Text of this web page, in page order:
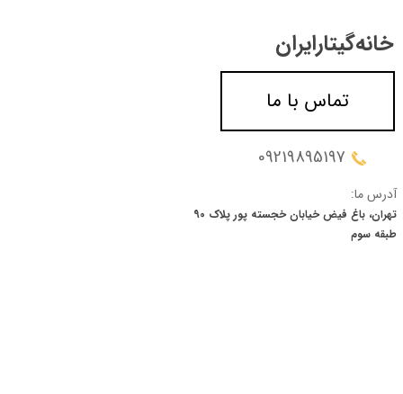
خانه‌گیتار‌ایران
09219895197
آدرس ما:
تهران، باغ فیض خیابان خجسته پور پلاک 90
​​​​​​​طبقه سوم
تماس با ما